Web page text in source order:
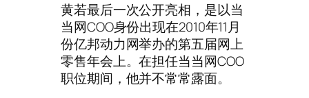
黄若最后一次公开亮相，是以当
当网COO身份出现在2010年11月
份亿邦动力网举办的第五届网上
零售年会上。在担任当当网COO
职位期间，他并不常常露面。